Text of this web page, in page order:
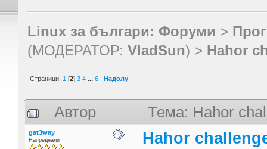
Linux за българи: Форуми >
(МОДЕРАТОР: VladSun) > Hahor
Страници: 1 [2] 3 4 ... 6 Надолу
Автор Тема: Hahor
gat3way
Напреднали Hahor